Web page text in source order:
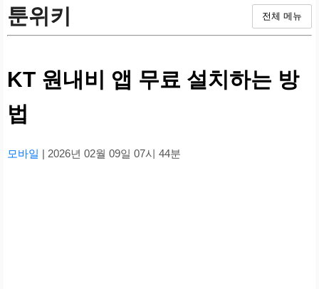
툰위키 전체 메뉴
KT 원내비 앱 무료 설치하는 방
법
모바일 | 2026년 02월 09일 07시 44분